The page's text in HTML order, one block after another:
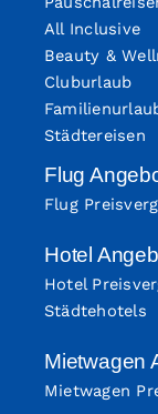
All Inclusive
Beauty &
Cluburlaub
Städtereisen
Flug
Flug
Hotel
Hotel
Städtehotels
Mietwagen
Mietwagen